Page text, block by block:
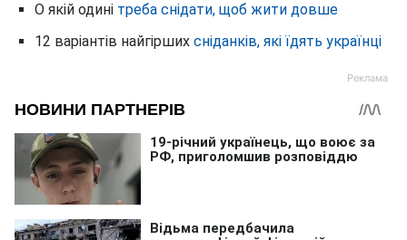
О якій одині треба снідати, щоб жити довше
12 варіантів найгірших сніданків, які їдять українці